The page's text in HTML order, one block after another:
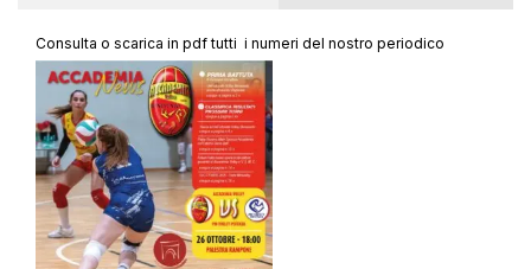
Consulta o scarica in pdf tutti i numeri del nostro periodico